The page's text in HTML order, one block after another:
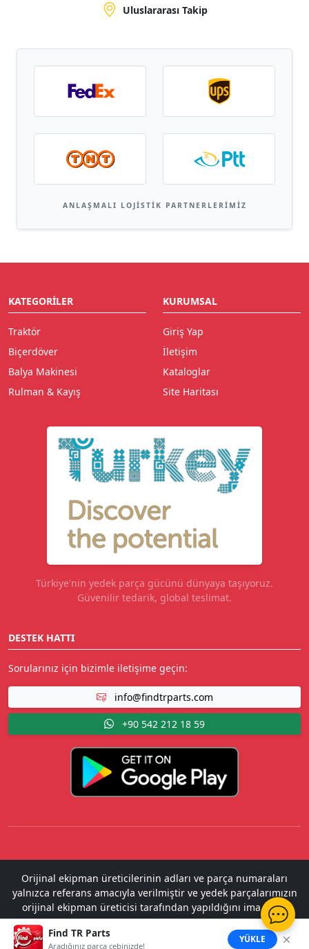
Uluslararası Takip
ANLAŞMALI LOJISTIK PARTNERLERIMIZ
KATEGORILER
Traktör
Biçerdöver
Balya Makinesi
Rulman & Kayış
KURUMSAL
Giriş Yap
İletişim
Kataloglar
Site Haritası
Türkiye'nin yedek parça gücünü dünyaya taşıyoruz.
Güvenilir tedarik, global teslimat.
DESTEK HATTI
Sorularınız için bizimle iletişime geçin:
info@findtrparts.com
+90 542 212 18 59
Orijinal ekipman üreticilerinin adları ve parça numaraları
yalnızca referans amacıyla verilmiştir ve yedek parçalarımızın
orijinal ekipman üreticisi tarafından yapıldığını ima etme
amacı taşımaz.
2022 - 2026 Copyright © . All Rights Reserved.
Find TR Parts
Aradığınız parça cebinizde!
YÜKLE